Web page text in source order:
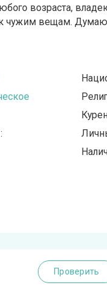
возраста,
чужим вещам.
Проверить